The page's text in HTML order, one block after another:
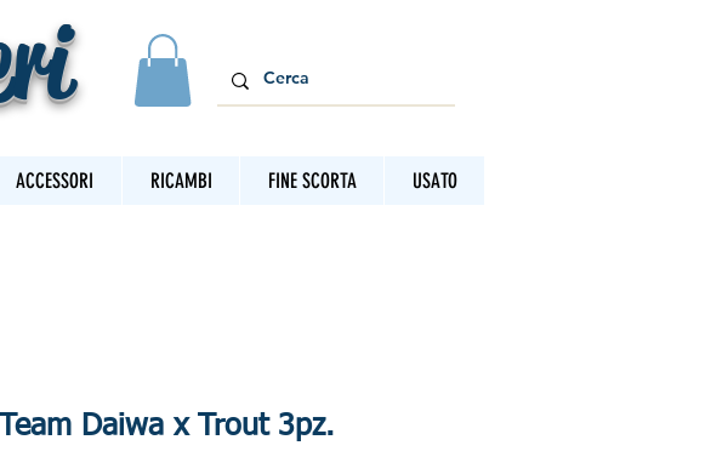
ACCESSORI RICAMBI FINE SCORTA USATO
Team Daiwa x Trout 3pz.